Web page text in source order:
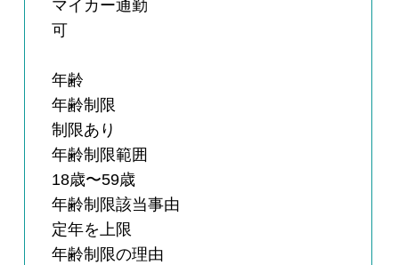
マイカー通勤
可
年齢
年齢制限
制限あり
年齢制限範囲
18歳〜59歳
年齢制限該当事由
定年を上限
年齢制限の理由